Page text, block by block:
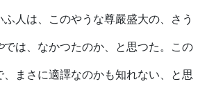
人は、このやうな尊嚴盛大の、さう
では、なかつたのか、と思つた。この
まさに適譯なのかも知れない、と思